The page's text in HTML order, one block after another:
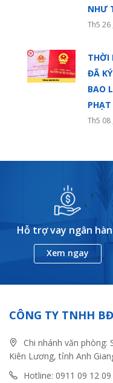
NHƯ
Th5 26
THỜI
ĐÃ
BAO
PHẠT
Th5 08
Hỗ trợ vay ngân
Xem ngay
CÔNG TY TNHH
Chi nhánh văn phòng:
Kiên Lương, tỉnh Anh
Hotline: 0911 09 12